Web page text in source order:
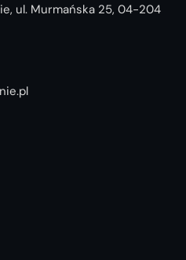
ul. Murmańska 25, 04-204